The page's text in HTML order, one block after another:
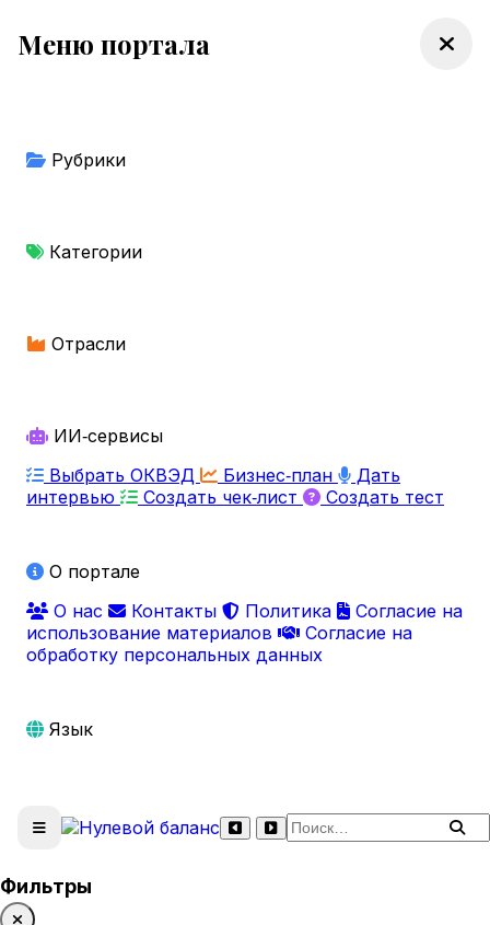
Меню портала
Рубрики
Категории
Отрасли
ИИ‑сервисы
Выбрать ОКВЭД
Бизнес‑план
Дать
интервью
Создать чек‑лист Создать тест
О портале
О нас
Контакты Политика
Согласие на
использование материалов
Согласие на
обработку персональных данных
Язык
Поиск по сайту
Фильтры